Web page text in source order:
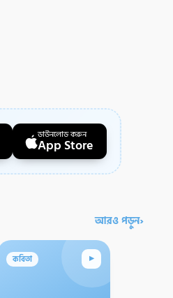
ডাউনলোড করুন
App Store
আরও পড়ুন›
কবিতা ▸